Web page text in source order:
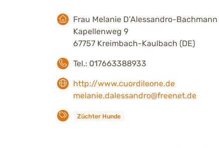
Frau Melanie D‘Alessandro-Bachmann
Kapellenweg 9
67757 Kreimbach-Kaulbach (DE)
Tel.: 017663388933
http://www.cuordileone.de
melanie.dalessandro@freenet.de
Züchter Hunde